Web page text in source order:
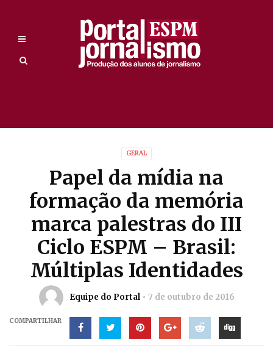
GERAL
Papel da mídia na
formação da memória
marca palestras do III
Ciclo ESPM – Brasil:
Múltiplas Identidades
Equipe do Portal 7 de outubro de 2016
COMPARTILHAR